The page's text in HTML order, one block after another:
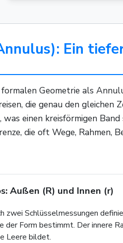
Ein
formalen Geometrie als
die genau den
was einen kreisförmigen
die oft Wege, Rahmen,
Außen (R) und Innen (r)
zwei Schlüsselmessungen
der Form bestimmt. Der innere
Leere bildet.